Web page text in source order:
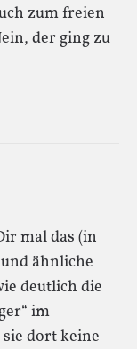
zum freien
der ging zu
mal das (in
ähnliche
deutlich die
im
dort keine